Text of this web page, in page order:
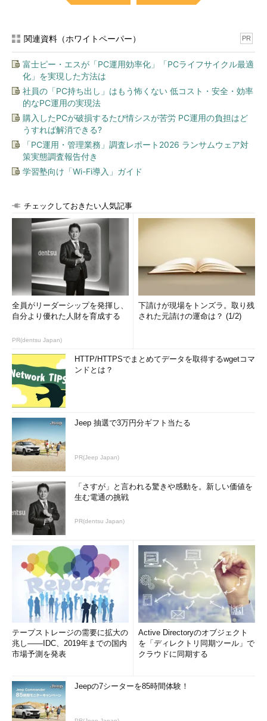
関連資料（ホワイトペーパー） PR
富士ピー・エスが「PC運用効率化」「PCライフサイクル最適
化」を実現した方法は
社員の「PC持ち出し」はもう怖くない 低コスト・安全・効率
的なPC運用の実現法
購入したPCが破損するたび情シスが苦労 PC運用の負担はど
うすれば解消できる?
「PC運用・管理業務」調査レポート2026 ランサムウェア対
策実態調査報告付き
学習塾向け「Wi-Fi導入」ガイド
チェックしておきたい人気記事
全員がリーダーシップを発揮し、
自分より優れた人財を育成する
PR(dentsu Japan)
下請けが現場をトンズラ。取り残
された元請けの運命は？ (1/2)
HTTP/HTTPSでまとめてデータを取得するwgetコマ
ンドとは？
Jeep 抽選で3万円分ギフト当たる
PR(Jeep Japan)
「さすが」と言われる驚きや感動を。新しい価値を
生む電通の挑戦
PR(dentsu Japan)
テープストレージの需要に拡大の
兆し――IDC、2019年までの国内
市場予測を発表
Active Directoryのオブジェクト
を「ディレクトリ同期ツール」で
クラウドに同期する
Jeepの7シーターを85時間体験！